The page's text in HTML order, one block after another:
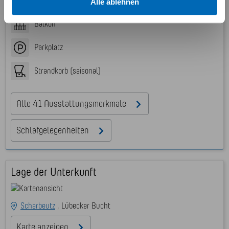
Weitere Informationen und Details zu unseren Partnern
finden Sie in unsererDatenschutzerklärungund dem
Impressum.
Balkon
Parkplatz
Strandkorb (saisonal)
Alle 41 Ausstattungsmerkmale
Schlafgelegenheiten
Lage der Unterkunft
Scharbeutz Lübecker Bucht